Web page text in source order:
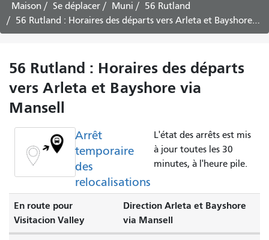
voyager
Maison Se déplacer Muni
56 Rutland
56 Rutland : Horaires des départs vers Arleta et Bayshore via Mansell
56 Rutland : Horaires des départs
vers Arleta et Bayshore via
Mansell
Arrêt
temporaire
des
relocalisations
L'état des arrêts est mis
à jour toutes les 30
minutes, à l'heure pile.
En route pour
Visitacion Valley
Direction Arleta et Bayshore
via Mansell